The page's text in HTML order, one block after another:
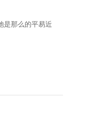
是那么的平易近